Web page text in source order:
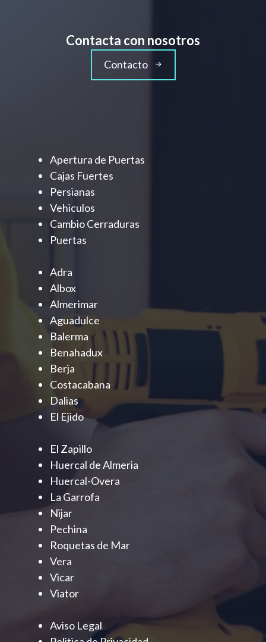
Contacta con nosotros
Contacto
Apertura de Puertas
Cajas Fuertes
Persianas
Vehiculos
Cambio Cerraduras
Puertas
Adra
Albox
Almerimar
Aguadulce
Balerma
Benahadux
Berja
Costacabana
Dalias
El Ejido
El Zapillo
Huercal de Almeria
Huercal-Overa
La Garrofa
Nijar
Pechina
Roquetas de Mar
Vera
Vicar
Viator
Aviso Legal